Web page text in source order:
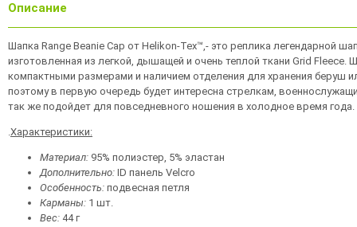
Описание
Шапка Range Beanie Cap от Helikon-Tex™,- это реплика легендарной
изготовленная из легкой, дышащей и очень теплой ткани Grid Fleece.
компактными размерами и наличием отделения для хранения беруш
поэтому в первую очередь будет интересна стрелкам,
так же подойдет для повседневного ношения в холодное время года.
.Характеристики:
Материал: 95% полиэстер, 5% эластан
Дополнительно: ID панель Velcro
Особенность: подвесная петля
Карманы: 1 шт.
Вес: 44 г